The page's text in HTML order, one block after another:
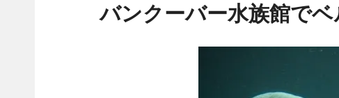
バンクーバー水族館で